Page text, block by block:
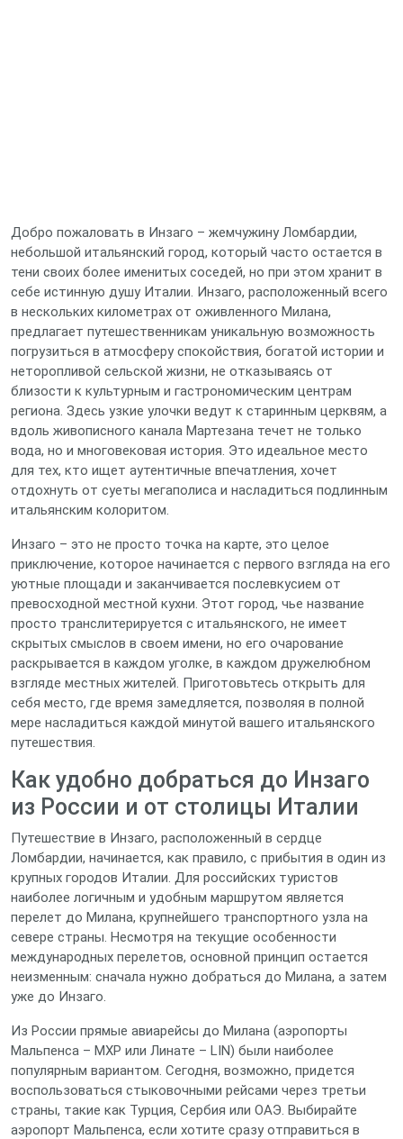
Добро пожаловать в Инзаго – жемчужину Ломбардии,
небольшой итальянский город, который часто остается в
тени своих более именитых соседей, но при этом хранит в
себе истинную душу Италии. Инзаго, расположенный всего
в нескольких километрах от оживленного Милана,
предлагает путешественникам уникальную возможность
погрузиться в атмосферу спокойствия, богатой истории и
неторопливой сельской жизни, не отказываясь от
близости к культурным и гастрономическим центрам
региона. Здесь узкие улочки ведут к старинным церквям, а
вдоль живописного канала Мартезана течет не только
вода, но и многовековая история. Это идеальное место
для тех, кто ищет аутентичные впечатления, хочет
отдохнуть от суеты мегаполиса и насладиться подлинным
итальянским колоритом.
Инзаго – это не просто точка на карте, это целое
приключение, которое начинается с первого взгляда на его
уютные площади и заканчивается послевкусием от
превосходной местной кухни. Этот город, чье название
просто транслитерируется с итальянского, не имеет
скрытых смыслов в своем имени, но его очарование
раскрывается в каждом уголке, в каждом дружелюбном
взгляде местных жителей. Приготовьтесь открыть для
себя место, где время замедляется, позволяя в полной
мере насладиться каждой минутой вашего итальянского
путешествия.
Как удобно добраться до Инзаго
из России и от столицы Италии
Путешествие в Инзаго, расположенный в сердце
Ломбардии, начинается, как правило, с прибытия в один из
крупных городов Италии. Для российских туристов
наиболее логичным и удобным маршрутом является
перелет до Милана, крупнейшего транспортного узла на
севере страны. Несмотря на текущие особенности
международных перелетов, основной принцип остается
неизменным: сначала нужно добраться до Милана, а затем
уже до Инзаго.
Из России прямые авиарейсы до Милана (аэропорты
Мальпенса – MXP или Линате – LIN) были наиболее
популярным вариантом. Сегодня, возможно, придется
воспользоваться стыковочными рейсами через третьи
страны, такие как Турция, Сербия или ОАЭ. Выбирайте
аэропорт Мальпенса, если хотите сразу отправиться в